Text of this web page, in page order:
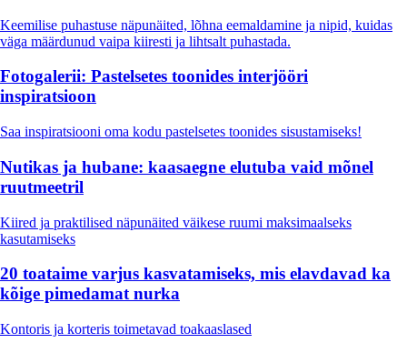
Keemilise puhastuse näpunäited, lõhna eemaldamine ja nipid, kuidas
väga määrdunud vaipa kiiresti ja lihtsalt puhastada.
Fotogalerii: Pastelsetes toonides interjööri
inspiratsioon
Saa inspiratsiooni oma kodu pastelsetes toonides sisustamiseks!
Nutikas ja hubane: kaasaegne elutuba vaid mõnel
ruutmeetril
Kiired ja praktilised näpunäited väikese ruumi maksimaalseks
kasutamiseks
20 toataime varjus kasvatamiseks, mis elavdavad ka
kõige pimedamat nurka
Kontoris ja korteris toimetavad toakaaslased